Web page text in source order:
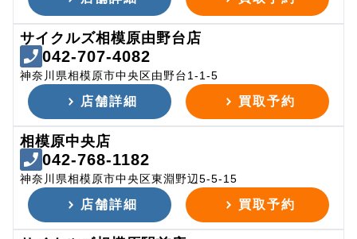
サイクルズ相模原由野台店
042-707-4082
神奈川県相模原市中央区由野台1-1-5
店舗詳細 買取予約
相模原中央店
042-768-1182
神奈川県相模原市中央区東淵野辺5-5-15
店舗詳細 買取予約